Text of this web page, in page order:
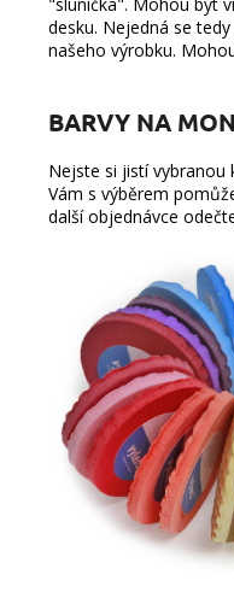
desku. Nejedná se
našeho výrobku.
BARVY NA
Nejste si jistí vybranou
Vám s výběrem
další objednávce